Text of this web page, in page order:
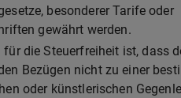
besonderer Tarife oder
gewährt werden.
die Steuerfreiheit ist, dass
Bezügen nicht zu einer
oder künstlerischen